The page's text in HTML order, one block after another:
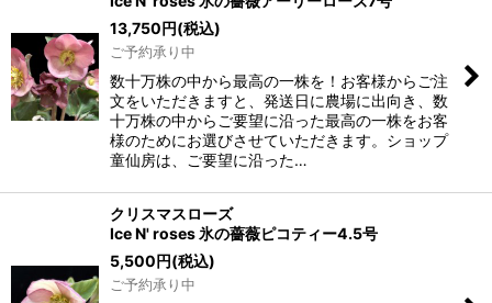
13,750円(税込)
ご予約承り中
数十万株の中から最高の一株を！お客様からご注
文をいただきますと、発送日に農場に出向き、数
十万株の中からご要望に沿った最高の一株をお客
様のためにお選びさせていただきます。ショップ
童仙房は、ご要望に沿った…
クリスマスローズ
Ice N' roses 氷の薔薇ピコティー4.5号
5,500円(税込)
ご予約承り中